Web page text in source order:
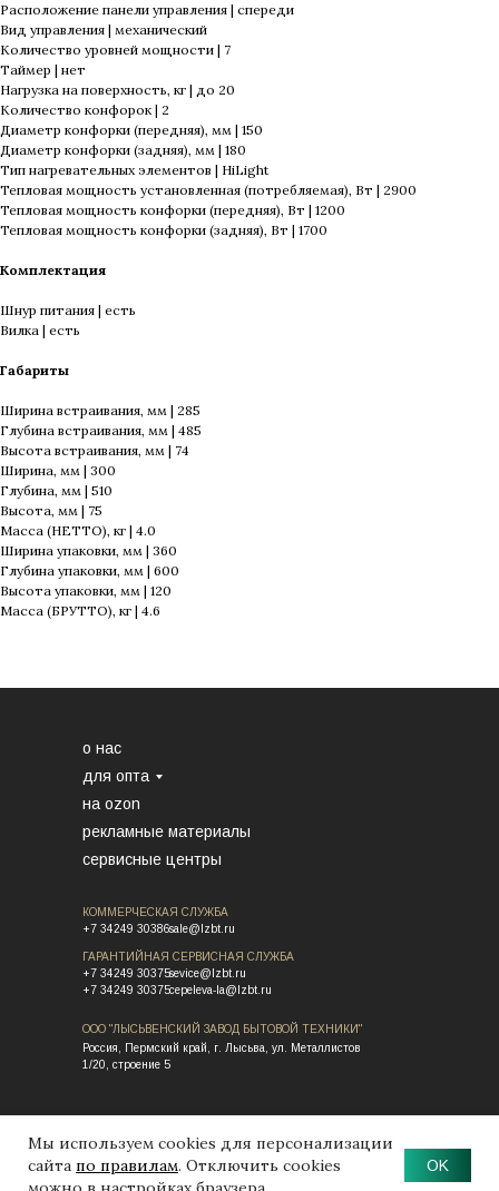
Расположение панели управления | спереди
Вид управления | механический
Количество уровней мощности | 7
Таймер | нет
Нагрузка на поверхность, кг | до 20
Количество конфорок | 2
Диаметр конфорки (передняя), мм | 150
Диаметр конфорки (задняя), мм | 180
Тип нагревательных элементов | HiLight
Тепловая мощность установленная (потребляемая), Вт | 2900
Тепловая мощность конфорки (передняя), Вт | 1200
Тепловая мощность конфорки (задняя), Вт | 1700
Комплектация
Шнур питания | есть
Вилка | есть
Габариты
Ширина встраивания, мм | 285
Глубина встраивания, мм | 485
Высота встраивания, мм | 74
Ширина, мм | 300
Глубина, мм | 510
Высота, мм | 75
Масса (НЕТТО), кг | 4.0
Ширина упаковки, мм | 360
Глубина упаковки, мм | 600
Высота упаковки, мм | 120
Масса (БРУТТО), кг | 4.6
Мы используем cookies для персонализации
сайта по правилам. Отключить cookies
OK
о нас
на ozon
для опта
рекламные материалы
сервисные центры
Россия, Пермский край, г . Лысьва, ул. Металлистов
1/20, строение 5
+7 34249 30386
+7 34249 30375
КОММЕРЧЕСКАЯ СЛУЖБА
ГАРАНТИЙНАЯ СЕРВИСНАЯ СЛУЖБА
sale@lzbt.ru
sevice@lzbt.ru
cepeleva-la@lzbt.ru
+7 34249 30375
ООО "ЛЫСЬВЕНСКИЙ ЗАВОД БЫТОВОЙ ТЕХНИКИ"